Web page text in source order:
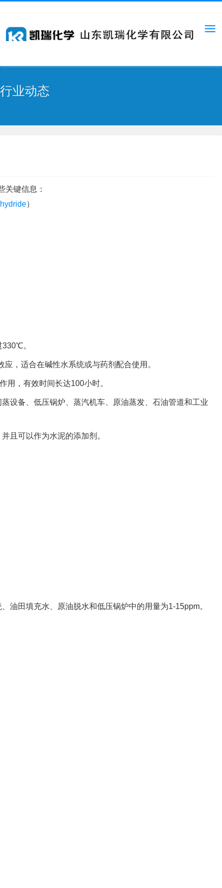
行业动态
关键信息：
）
。
，适合在碱性水系统或与药剂配合使用。
，有效时间长达100小时。
设备、低压锅炉、蒸汽机车、原油蒸发、石油管道和工业
且可以作为水泥的添加剂。
油田填充水、原油脱水和低压锅炉中的用量为1-15ppm。